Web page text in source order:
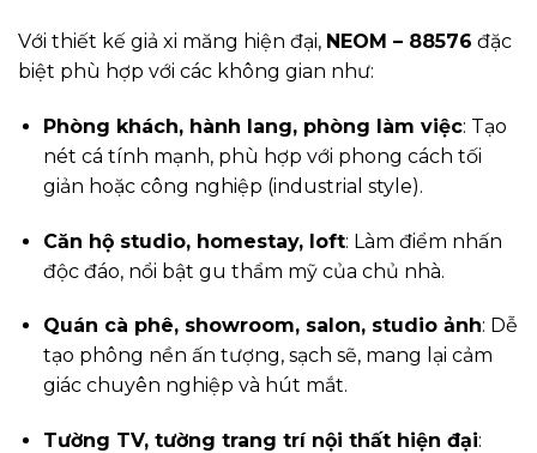
Với thiết kế giả xi măng hiện đại, NEOM – 88576 đặc
biệt phù hợp với các không gian như:
Phòng khách, hành lang, phòng làm việc: Tạo
nét cá tính mạnh, phù hợp với phong cách tối
giản hoặc công nghiệp (industrial style).
Căn hộ studio, homestay, loft: Làm điểm nhấn
độc đáo, nổi bật gu thẩm mỹ của chủ nhà.
Quán cà phê, showroom, salon, studio ảnh: Dễ
tạo phông nền ấn tượng, sạch sẽ, mang lại cảm
giác chuyên nghiệp và hút mắt.
Tường TV, tường trang trí nội thất hiện đại: